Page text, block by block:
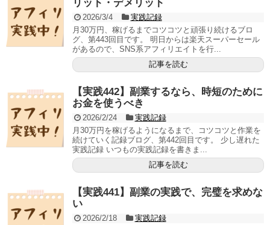
リット・デメリット
2026/3/4
実践記録
月30万円、稼げるまでコツコツと頑張り続けるブロ
グ、第443回目です。 明日からは楽天スーパーセール
があるので、SNS系アフィリエイトを行...
記事を読む
【実践442】副業するなら、時短のために
お金を使うべき
2026/2/24
実践記録
月30万円を稼げるようになるまで、コツコツと作業を
続けていく記録ブログ、第442回目です。 少し遅れた
実践記録 いつもの実践記録を書きま...
記事を読む
【実践441】副業の実践で、完璧を求めな
い
2026/2/18
実践記録